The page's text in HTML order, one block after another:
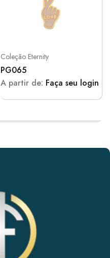
Coleção Eternity
PG065
A partir de: Faça seu login